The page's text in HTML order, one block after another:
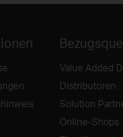
Value Added
Distributoren
Solution
Online-Shops